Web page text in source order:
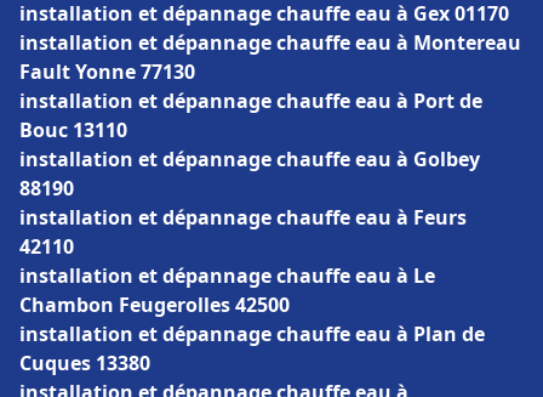
installation et dépannage chauffe eau à Gex 01170
installation et dépannage chauffe eau à Montereau
Fault Yonne 77130
installation et dépannage chauffe eau à Port de
Bouc 13110
installation et dépannage chauffe eau à Golbey
88190
installation et dépannage chauffe eau à Feurs
42110
installation et dépannage chauffe eau à Le
Chambon Feugerolles 42500
installation et dépannage chauffe eau à Plan de
Cuques 13380